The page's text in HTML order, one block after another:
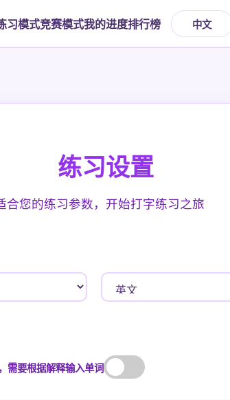
习模式竞赛模式我的进度排行榜 中文
练习设置
合您的练习参数，开始打字练习之旅
需要根据解释输入单词